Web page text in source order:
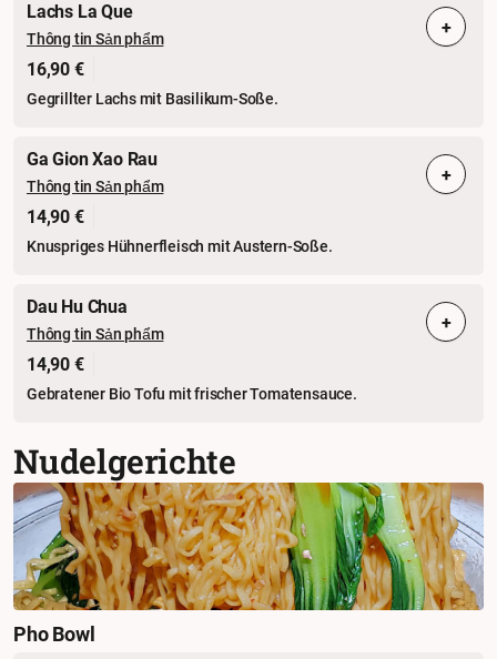
Lachs La Que
Thông tin Sản phẩm
16,90 €
Gegrillter Lachs mit Basilikum-Soße.
+
Ga Gion Xao Rau
Thông tin Sản phẩm
14,90 €
Knuspriges Hühnerfleisch mit Austern-Soße.
+
Dau Hu Chua
Thông tin Sản phẩm
14,90 €
Gebratener Bio Tofu mit frischer Tomatensauce.
+
Nudelgerichte
Pho Bowl